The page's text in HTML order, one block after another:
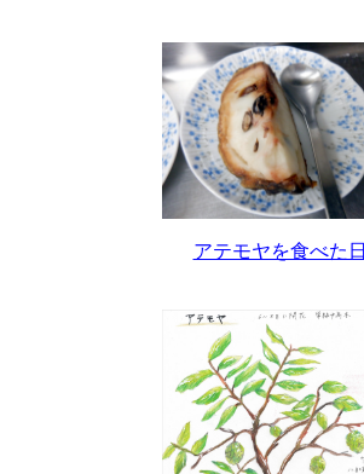
アテモヤを食べた日